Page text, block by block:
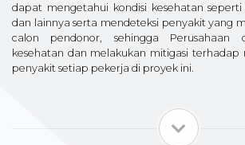
dapat mengetahui kondisi kesehatan
dan lainnya serta mendeteksi penyakit yang
calon pendonor, sehingga Perusahaan
kesehatan dan melakukan mitigasi terhadap
penyakit setiap pekerja di proyek ini.